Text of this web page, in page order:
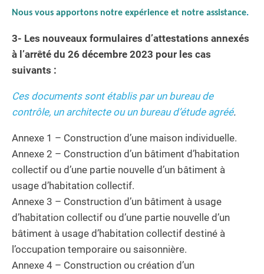
Nous vous apportons notre expérience et notre assistance.
3- Les nouveaux formulaires d’attestations annexés
à l’arrêté du 26 décembre 2023 pour les cas
suivants :
Ces documents sont établis par un bureau de
contrôle, un architecte ou un bureau d’étude agréé.
Annexe 1 – Construction d’une maison individuelle.
Annexe 2 – Construction d’un bâtiment d’habitation
collectif ou d’une partie nouvelle d’un bâtiment à
usage d’habitation collectif.
Annexe 3 – Construction d’un bâtiment à usage
d’habitation collectif ou d’une partie nouvelle d’un
bâtiment à usage d’habitation collectif destiné à
l’occupation temporaire ou saisonnière.
Annexe 4 – Construction ou création d’un